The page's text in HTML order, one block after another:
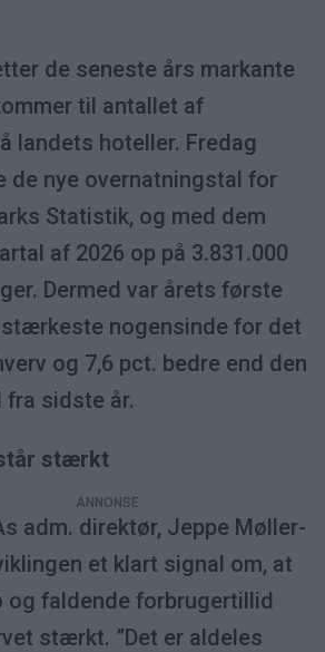
de seneste års markante
til antallet af
landets hoteller. Fredag
de nye overnatningstal for
Statistik, og med dem
af 2026 op på 3.831.000
Dermed var årets første
nogensinde for det
og 7,6 pct. bedre end den
sidste år.
stærkt
adm. direktør, Jeppe Møller-
et klart signal om, at
og faldende forbrugertillid
stærkt. ”Det er aldeles